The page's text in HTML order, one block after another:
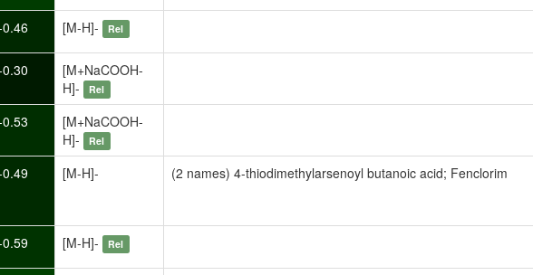
[M-H]- Rel
[M+NaCOOH-
H]-
Rel
[M+NaCOOH-
H]-
Rel
[M-H]- (2 names) 4-thiodimethylarsenoyl butanoic acid; Fenclorim
[M-H]- Rel